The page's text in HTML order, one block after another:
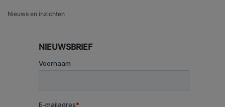
Nieuws en inzichten
NIEUWSBRIEF